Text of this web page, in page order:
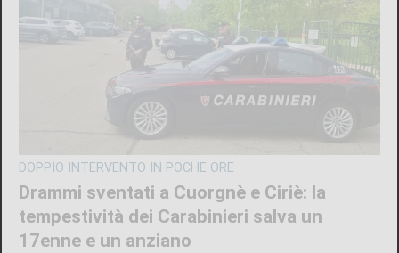
DOPPIO INTERVENTO IN POCHE ORE
Drammi sventati a Cuorgnè e Ciriè: la
tempestività dei Carabinieri salva un
17enne e un anziano